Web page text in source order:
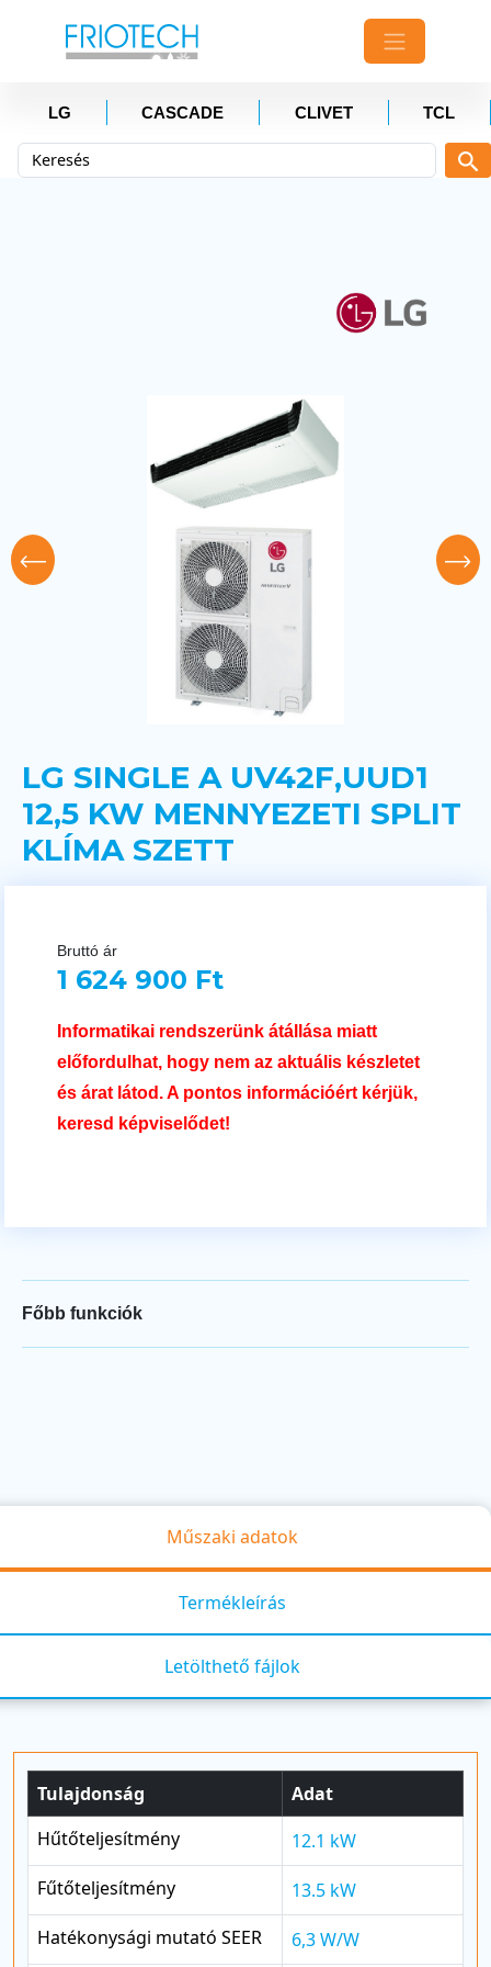
LG CASCADE CLIVET TCL
LG SINGLE A UV42F,UUD1
12,5 KW MENNYEZETI SPLIT
KLÍMA SZETT
Bruttó ár
1 624 900 Ft
Informatikai rendszerünk átállása miatt
előfordulhat, hogy nem az aktuális készletet
és árat látod. A pontos információért kérjük,
keresd képviselődet!
Főbb funkciók
Műszaki adatok
Termékleírás
Letölthető fájlok
Tulajdonság
Adat
Hűtőteljesítmény
12.1 kW
Fűtőteljesítmény
13.5 kW
Hatékonysági mutató SEER
6,3 W/W